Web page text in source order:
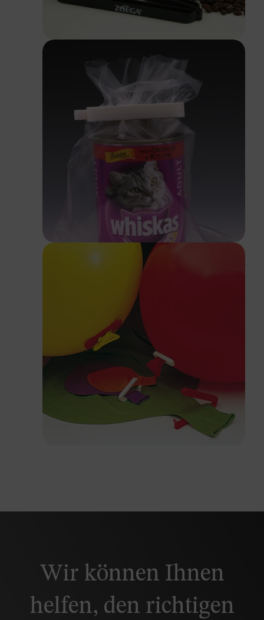
Wir können Ihnen
helfen, den richtigen